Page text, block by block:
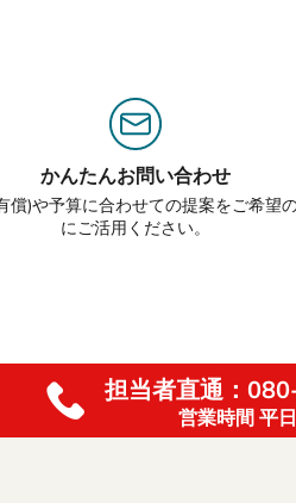
かんたんお問い合わせ
償)や予算に合わせての提案をご希望
にご活用ください。
担当者直通：
営業時間 平